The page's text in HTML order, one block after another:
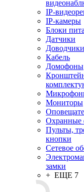
IP-
IP-камеры
Блоки
Датчики
Кабель
Домофоны
Мониторы
Охранные
Пульты,
кнопки
Сетевое
замки
+ ЕЩЕ 7